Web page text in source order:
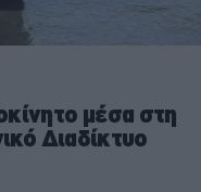
μέσα στη
Διαδίκτυο